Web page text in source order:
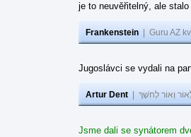
je to neuvěřitelný, ale stalo
Frankenstein Guru AZ
Jugoslávci se vydali na
Artur Dent וְאוֹר לְחֹשֶׁךְ
Jsme dali se synátorem